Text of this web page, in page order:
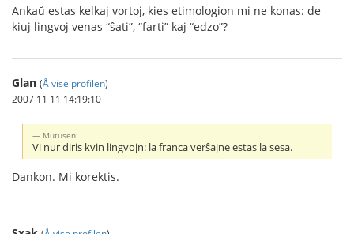
Ankaŭ estas kelkaj vortoj, kies etimologion mi ne konas: de
kiuj lingvoj venas “ŝati”, “farti” kaj “edzo”?
Glan (Å vise profilen)
2007 11 11 14:19:10
Mutusen:
Vi nur diris kvin lingvojn: la franca verŝajne estas la sesa.
Dankon. Mi korektis.